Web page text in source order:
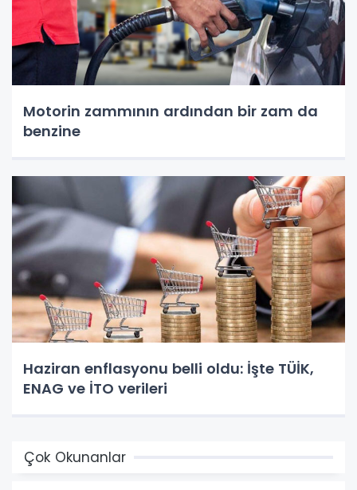
Motorin zammının ardından bir zam da
benzine
Haziran enflasyonu belli oldu: İşte TÜİK,
ENAG ve İTO verileri
Çok Okunanlar